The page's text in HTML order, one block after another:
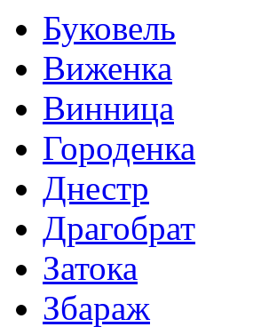
Буковель
Виженка
Винница
Городенка
Днестр
Драгобрат
Затока
Збараж